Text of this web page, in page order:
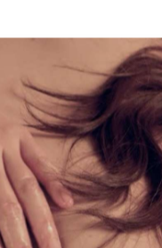
ッシュ効果を高める
疲れを癒すアロママッ
ッサージで効果的に
疲労回復に役立つアロ
リフレッシュを促すア
マッサージを取り入
めるアロママッサー
果的です。その中
れが身体の防御機
なります。これに
れることも、免疫
ていきましょう。